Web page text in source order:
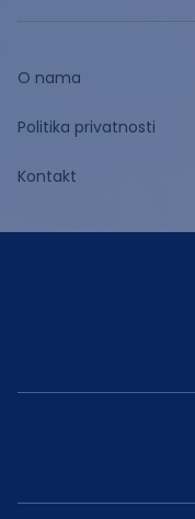
O nama
Politika privatnosti
Kontakt